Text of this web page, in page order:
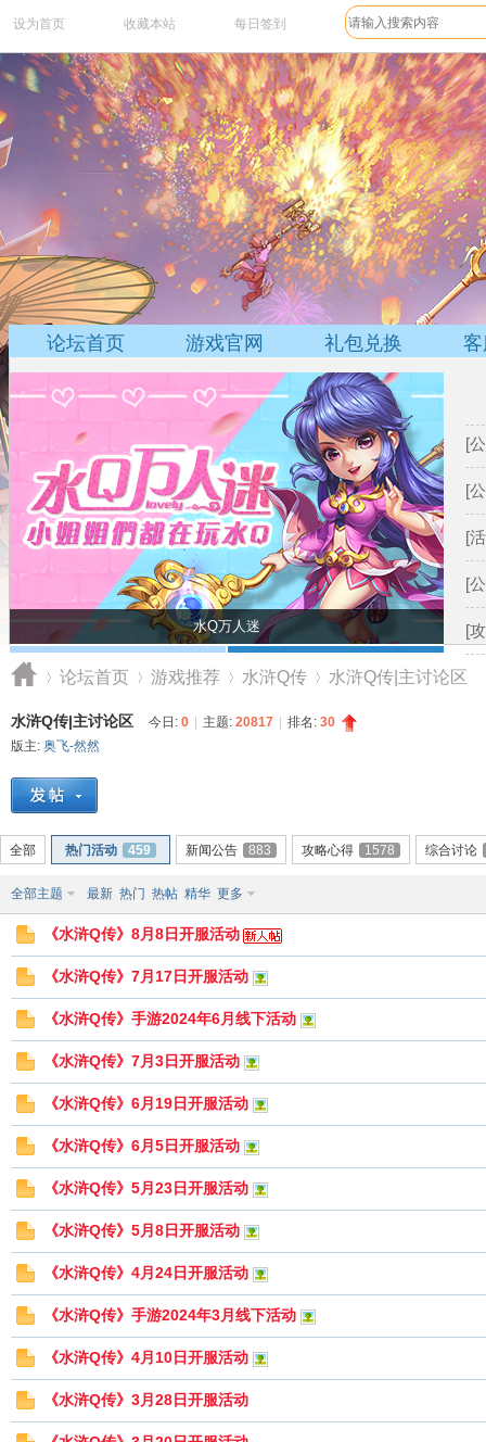
设为首页 收藏本站 每日签到 论坛任务
论坛首页 游戏官网 礼包兑换
水Q万人迷
[
[
[
[
[
飞
游
戏
论坛首页 游戏推荐 水浒Q传 水浒Q传|主讨论区
水浒Q传|主讨论区 今日: 0 主题: 20817 排名: 30
版主: 奥飞-然然
全部 热门活动 459 新闻公告 883 攻略心得 1578 综合讨论
全部主题 最新 热门 热帖 精华 更多
《水浒Q传》8月8日开服活动
《水浒Q传》7月17日开服活动
《水浒Q传》手游2024年6月线下活动
《水浒Q传》7月3日开服活动
《水浒Q传》6月19日开服活动
《水浒Q传》6月5日开服活动
《水浒Q传》5月23日开服活动
《水浒Q传》5月8日开服活动
《水浒Q传》4月24日开服活动
《水浒Q传》手游2024年3月线下活动
《水浒Q传》4月10日开服活动
《水浒Q传》3月28日开服活动